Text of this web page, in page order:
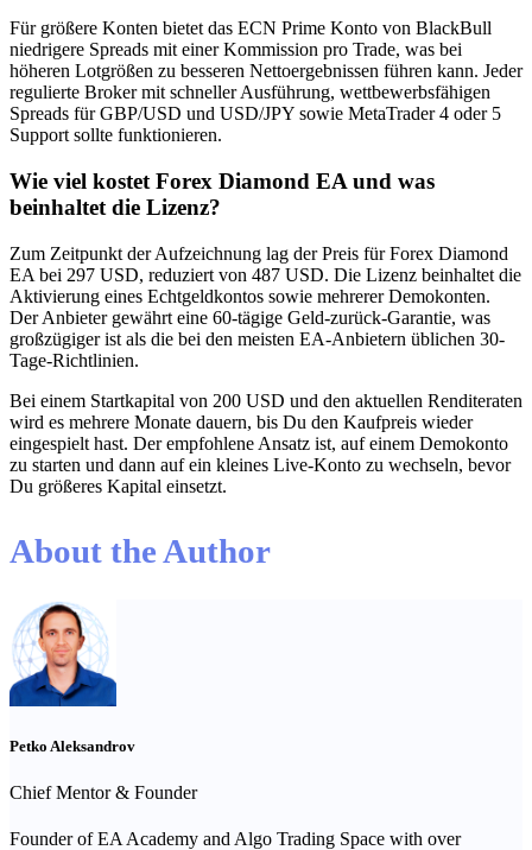
Für größere Konten bietet das ECN Prime Konto von BlackBull
niedrigere Spreads mit einer Kommission pro Trade, was bei
höheren Lotgrößen zu besseren Nettoergebnissen führen kann. Jeder
regulierte Broker mit schneller Ausführung, wettbewerbsfähigen
Spreads für GBP/USD und USD/JPY sowie MetaTrader 4 oder 5
Support sollte funktionieren.
Wie viel kostet Forex Diamond EA und was
beinhaltet die Lizenz?
Zum Zeitpunkt der Aufzeichnung lag der Preis für Forex Diamond
EA bei 297 USD, reduziert von 487 USD. Die Lizenz beinhaltet die
Aktivierung eines Echtgeldkontos sowie mehrerer Demokonten.
Der Anbieter gewährt eine 60-tägige Geld-zurück-Garantie, was
großzügiger ist als die bei den meisten EA-Anbietern üblichen 30-
Tage-Richtlinien.
Bei einem Startkapital von 200 USD und den aktuellen Renditeraten
wird es mehrere Monate dauern, bis Du den Kaufpreis wieder
eingespielt hast. Der empfohlene Ansatz ist, auf einem Demokonto
zu starten und dann auf ein kleines Live-Konto zu wechseln, bevor
Du größeres Kapital einsetzt.
About the Author
Petko Aleksandrov
Chief Mentor & Founder
Founder of EA Academy and Algo Trading Space with over